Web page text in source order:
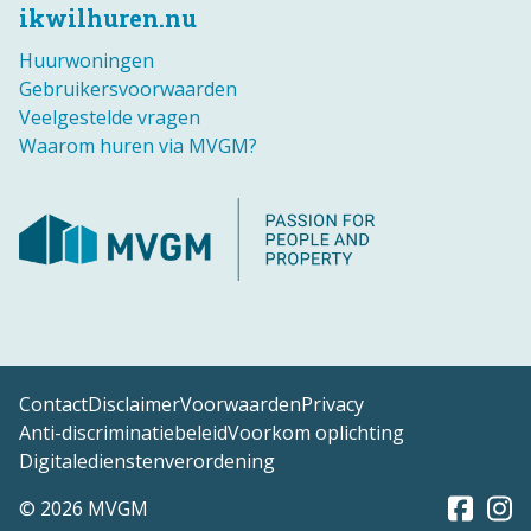
ikwilhuren.nu
Huurwoningen
Gebruikersvoorwaarden
Veelgestelde vragen
Waarom huren via MVGM?
ContactDisclaimerVoorwaardenPrivacy
Anti-discriminatiebeleidVoorkom oplichting
Digitaledienstenverordening
© 2026 MVGM